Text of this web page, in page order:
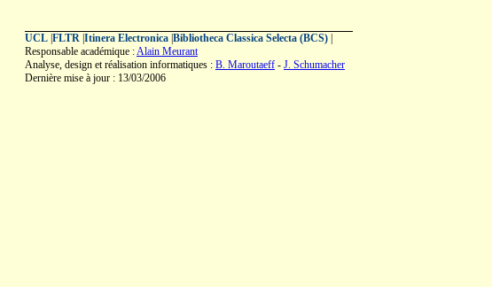
UCL FLTR Itinera Electronica Bibliotheca Classica Selecta (BCS)
Responsable académique :Alain Meurant
Analyse, design et réalisation informatiques : B. Maroutaeff - J. Schumacher
Dernière mise à jour : 13/03/2006